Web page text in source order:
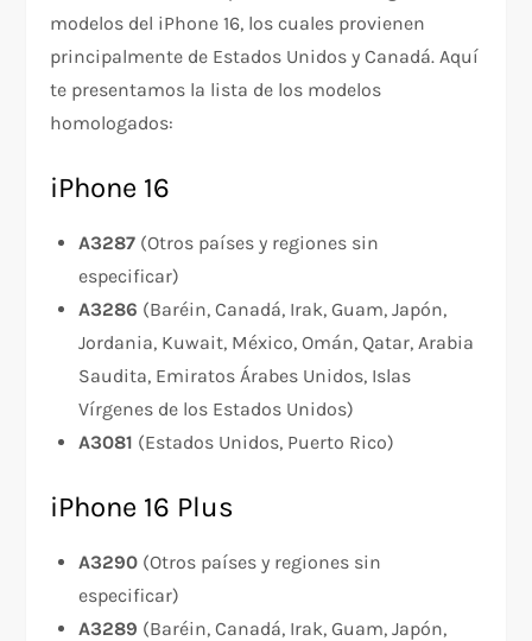
modelos del iPhone 16, los cuales provienen
principalmente de Estados Unidos y Canadá. Aquí
te presentamos la lista de los modelos
homologados:
iPhone 16
A3287 (Otros países y regiones sin
especificar)
A3286 (Baréin, Canadá, Irak, Guam, Japón,
Jordania, Kuwait, México, Omán, Qatar, Arabia
Saudita, Emiratos Árabes Unidos, Islas
Vírgenes de los Estados Unidos)
A3081 (Estados Unidos, Puerto Rico)
iPhone 16 Plus
A3290 (Otros países y regiones sin
especificar)
A3289 (Baréin, Canadá, Irak, Guam, Japón,